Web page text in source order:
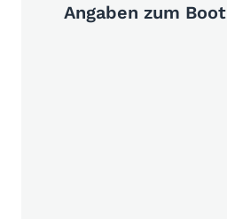
Angaben zum Boot